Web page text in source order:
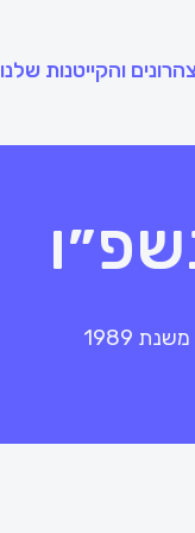
והקייטנות שלנו
1989